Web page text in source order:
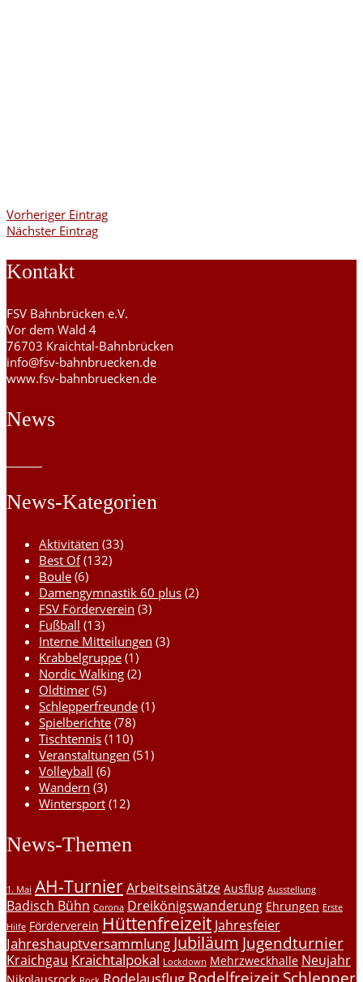
Vorheriger Eintrag
Nächster Eintrag
Kontakt
FSV Bahnbrücken e.V.
Vor dem Wald 4
76703 Kraichtal-Bahnbrücken
info@fsv-bahnbruecken.de
www.fsv-bahnbruecken.de
News
News-Kategorien
Aktivitäten (33)
Best Of(132)
Boule (6)
Damengymnastik 60 plus (2)
FSV Förderverein (3)
Fußball (13)
Interne Mitteilungen (3)
Krabbelgruppe (1)
Nordic Walking (2)
Oldtimer (5)
Schlepperfreunde (1)
Spielberichte (78)
Tischtennis (110)
Veranstaltungen (51)
Volleyball (6)
Wandern (3)
Wintersport (12)
News-Themen
1. Mai AH-TurnierArbeitseinsätze Ausflug Ausstellung
Badisch Bühn Corona Dreikönigswanderung Ehrungen Erste
Hilfe Förderverein Hüttenfreizeit Jahresfeier
Jahreshauptversammlung Jubiläum Jugendturnier
Kraichgau Kraichtalpokal Lockdown Mehrzweckhalle Neujahr
Rodelfreizeit Schlepper